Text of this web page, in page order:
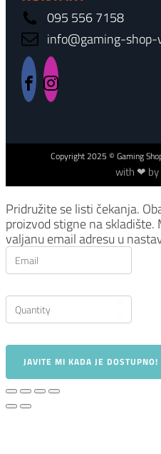
095 556 7158
info@gaming-shop-
Copyright2025 © Gaming
with ❤ by
Pridružite se listi čekanja.
proizvod stigne na
valjanu email adresu u
JAVITE MI KADA JE DOSTUPNO!